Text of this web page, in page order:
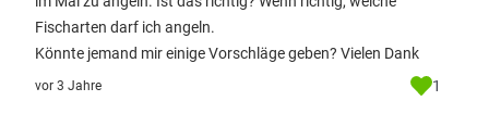
Fischarten darf ich angeln.
Könnte jemand mir einige Vorschläge geben? Vielen Dank
vor 3 Jahre 1